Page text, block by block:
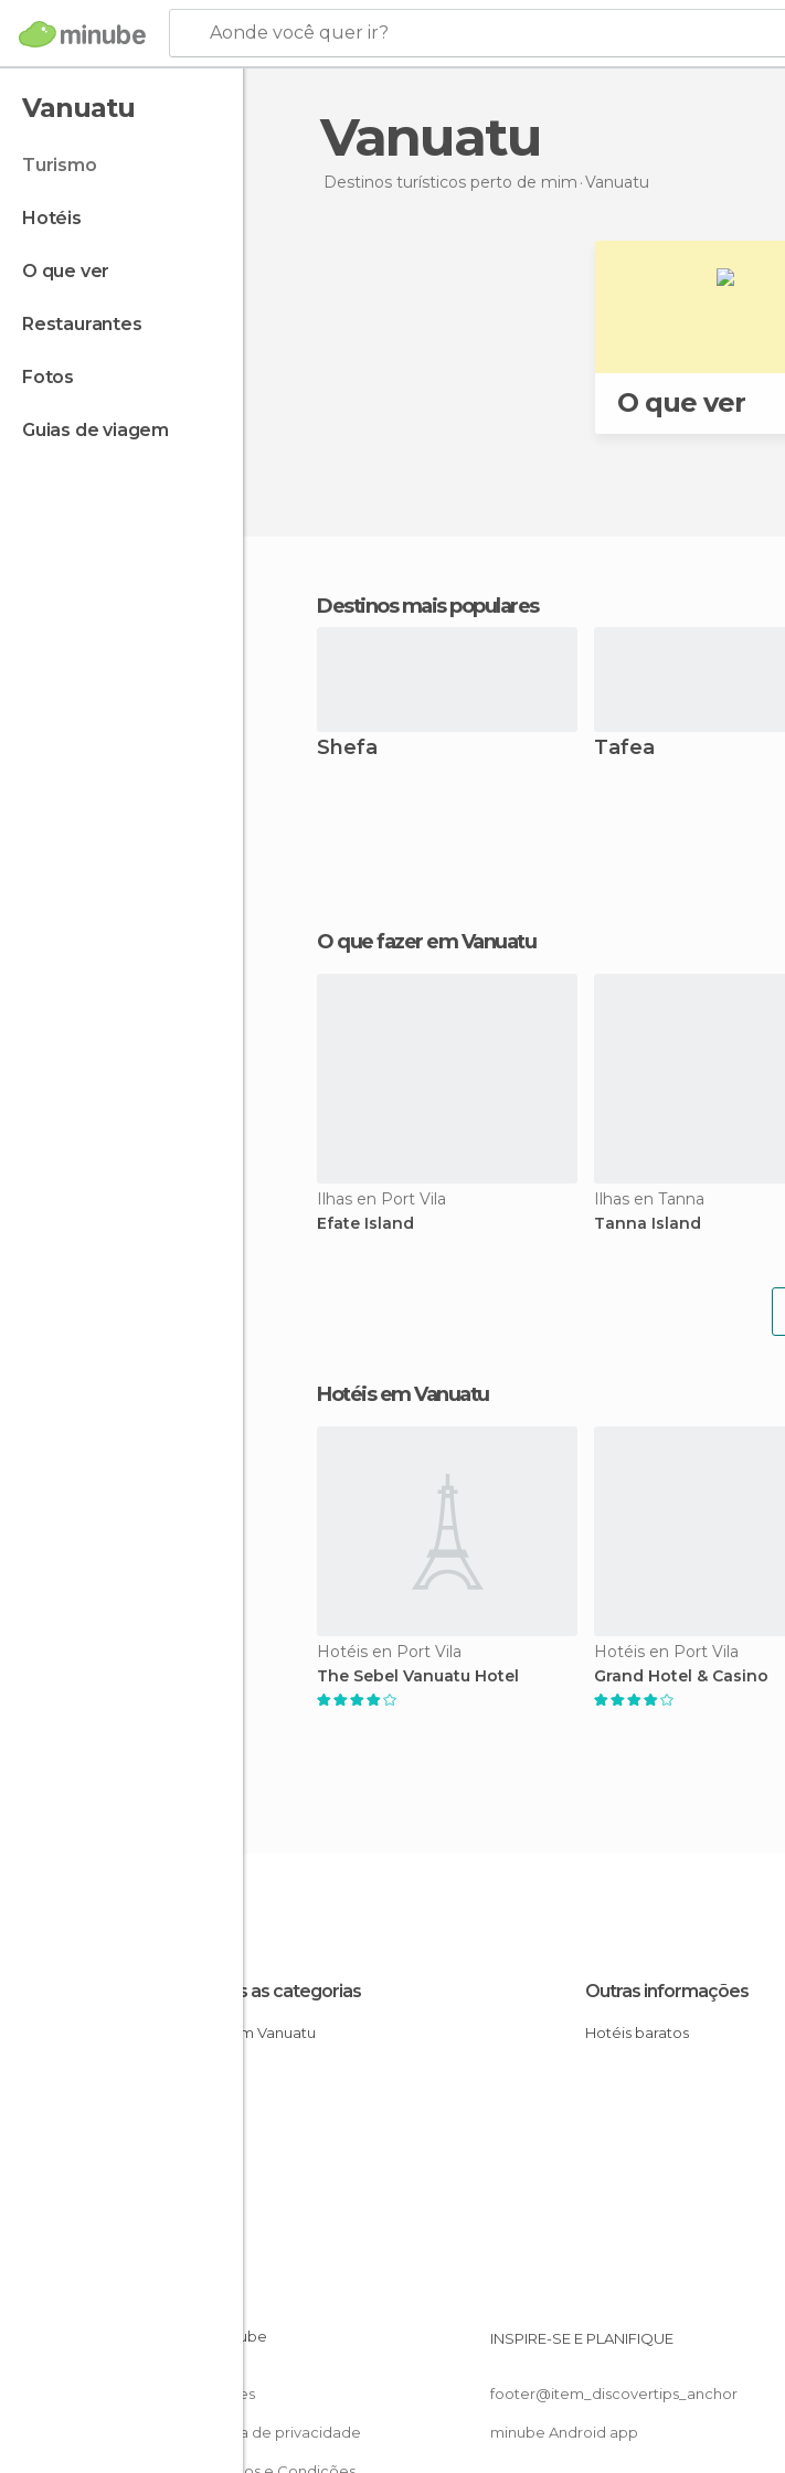
Aonde você quer ir?
Vanuatu
turismo
hotéis
o que ver
restaurantes
fotos
guias de viagem
Vanuatu
Destinos turísticos perto de mim Vanuatu
O que ver
Destinos mais populares
Shefa Tafea
O que fazer em Vanuatu
Ilhas en Port Vila
Efate Island
Ilhas en Tanna
Tanna Island
Hotéis em Vanuatu
Hotéis en Port Vila
The Sebel Vanuatu Hotel
Hotéis en Port Vila
Grand Hotel & Casino
Todas as categorias
Ilhas em Vanuatu
Outras informações
Hotéis baratos
Cookies
Política de privacidade
INSPIRE-SE E PLANIFIQUE
footer@item_discovertips_anchor
minube Android app